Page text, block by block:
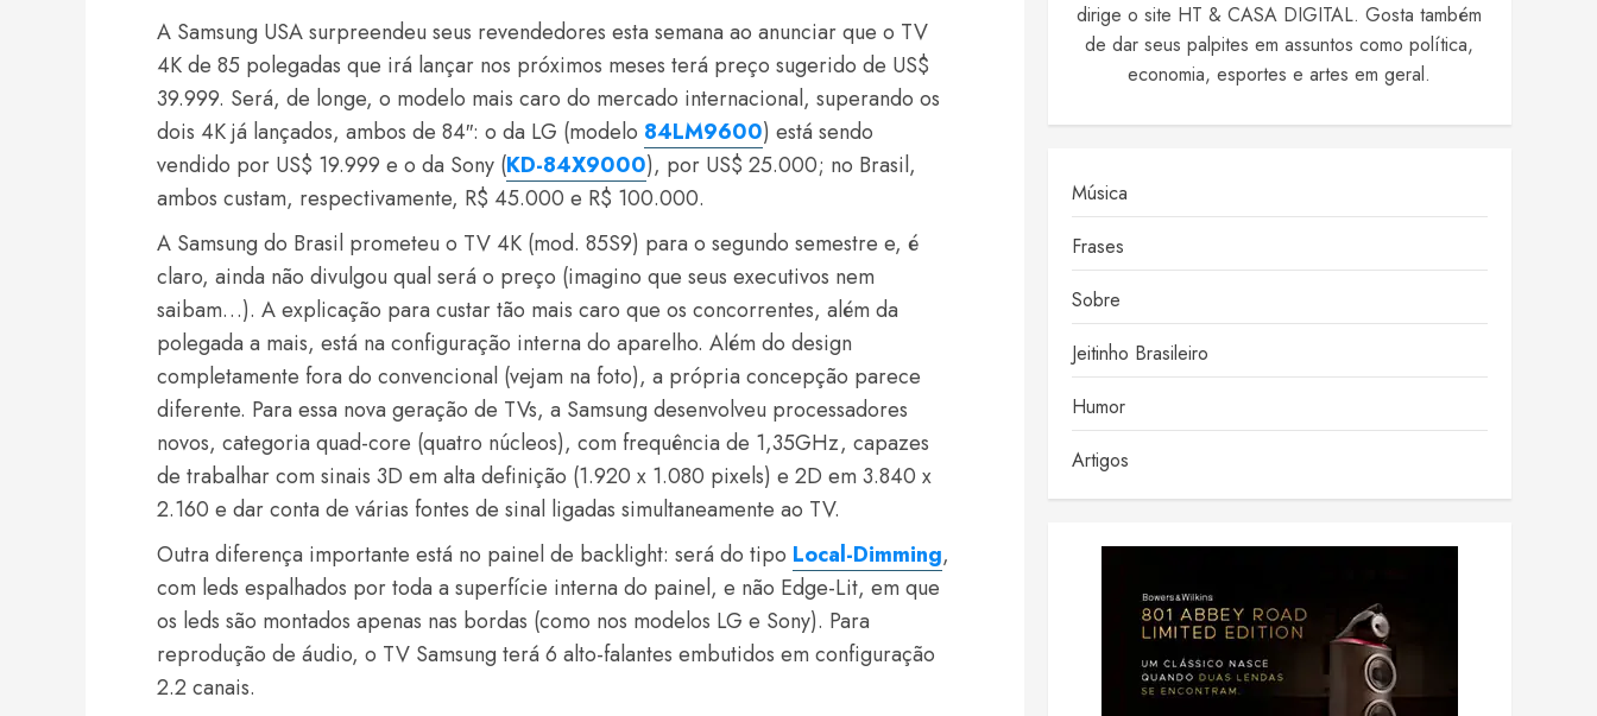
A Samsung USA surpreendeu seus revendedores esta semana ao anunciar que o TV
4K de 85 polegadas que irá lançar nos próximos meses terá preço sugerido de US$
39.999. Será, de longe, o modelo mais caro do mercado internacional, superando os
dois 4K já lançados, ambos de 84″: o da LG (modelo 84LM9600) está sendo
vendido por US$ 19.999 e o da Sony (KD-84X9000), por US$ 25.000; no Brasil,
ambos custam, respectivamente, R$ 45.000 e R$ 100.000.
A Samsung do Brasil prometeu o TV 4K (mod. 85S9) para o segundo semestre e, é
claro, ainda não divulgou qual será o preço (imagino que seus executivos nem
saibam…). A explicação para custar tão mais caro que os concorrentes, além da
polegada a mais, está na configuração interna do aparelho. Além do design
completamente fora do convencional (vejam na foto), a própria concepção parece
diferente. Para essa nova geração de TVs, a Samsung desenvolveu processadores
novos, categoria quad-core (quatro núcleos), com frequência de 1,35GHz, capazes
de trabalhar com sinais 3D em alta definição (1.920 x 1.080 pixels) e 2D em 3.840 x
2.160 e dar conta de várias fontes de sinal ligadas simultaneamente ao TV.
Outra diferença importante está no painel de backlight: será do tipo Local-Dimming,
com leds espalhados por toda a superfície interna do painel, e não Edge-Lit, em que
os leds são montados apenas nas bordas (como nos modelos LG e Sony). Para
reprodução de áudio, o TV Samsung terá 6 alto-falantes embutidos em configuração
2.2 canais.
dirige o site HT & CASA DIGITAL. Gosta também
de dar seus palpites em assuntos como política,
economia, esportes e artes em geral.
Música
Frases
Sobre
Jeitinho Brasileiro
Humor
Artigos